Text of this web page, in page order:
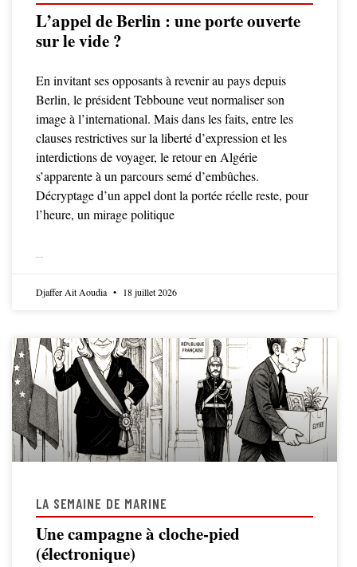
L’appel de Berlin : une porte ouverte
sur le vide ?
En invitant ses opposants à revenir au pays depuis
Berlin, le président Tebboune veut normaliser son
image à l’international. Mais dans les faits, entre les
clauses restrictives sur la liberté d’expression et les
interdictions de voyager, le retour en Algérie
s’apparente à un parcours semé d’embûches.
Décryptage d’un appel dont la portée réelle reste, pour
l’heure, un mirage politique
Djaffer Ait Aoudia 18 juillet 2026
LA SEMAINE DE MARINE
Une campagne à cloche-pied
(électronique)